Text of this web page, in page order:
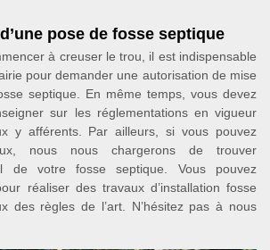
pose de fosse septique
à creuser le trou, il est indispensable
pour demander une autorisation de mise
septique. En même temps, vous devez
sur les réglementations en vigueur
y afférents. Par ailleurs, si vous pouvez
nous nous chargerons de trouver
de votre fosse septique. Vous pouvez
réaliser des travaux d’installation fosse
des règles de l’art. N’hésitez pas à nous